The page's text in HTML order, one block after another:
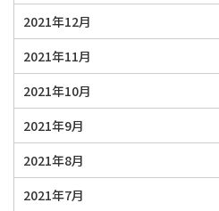
2021年12月
2021年11月
2021年10月
2021年9月
2021年8月
2021年7月